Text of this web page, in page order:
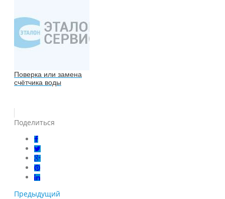
Поверка или замена
счётчика воды
Поделиться
Предыдущий